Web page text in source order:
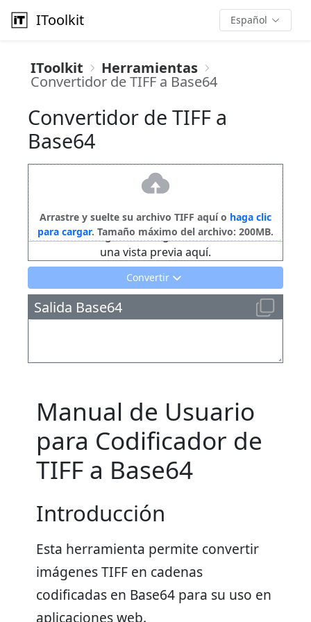
IToolkit Español
IToolkit Herramientas
Convertidor de TIFF a Base64
Convertidor de TIFF a
Base64
Arrastre y suelte su archivo TIFF aquí o haga clic
para cargar. Tamaño máximo del archivo: 200MB.
Por favor, cargue su imagen TIFF. Se mostrará
una vista previa aquí.
Convertir
Salida Base64
Manual de Usuario
para Codificador de
TIFF a Base64
Introducción
Esta herramienta permite convertir
imágenes TIFF en cadenas
codificadas en Base64 para su uso en
aplicaciones web.